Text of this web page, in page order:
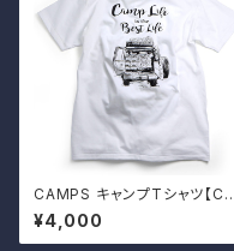
CAMPS キャンプTシャツ【Ca
mp Life is the Best Life】ラ
ンドクルーザー70
¥4,000